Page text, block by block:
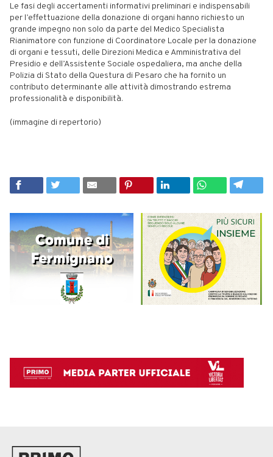
Le fasi degli accertamenti informativi preliminari e indispensabili
per l’effettuazione della donazione di organi hanno richiesto un
grande impegno non solo da parte del Medico Specialista
Rianimatore con funzione di Coordinatore Locale per la donazione
di organi e tessuti, delle Direzioni Medica e Amministrativa del
Presidio e dell’Assistente Sociale ospedaliera, ma anche della
Polizia di Stato della Questura di Pesaro che ha fornito un
contributo determinante alle attività dimostrando estrema
professionalità e disponibilità.
(immagine di repertorio)